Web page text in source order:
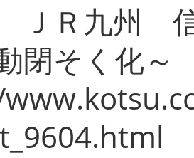
ＪＲ九州 信
閉そく化～